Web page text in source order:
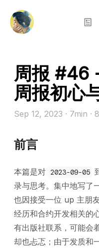
周报 #46
周报初心
Sep 12, 2023 · 7min · 8
前言
本篇是对 2023-09-05
录与思考。集中地写了
也因接受一位 up 主朋
经历和合约开发相关的
有出版社联系，可能会
却也忐忑；由于发质和